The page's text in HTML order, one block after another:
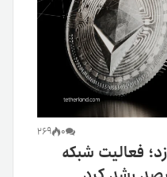
0
269
فعالیت شبکه